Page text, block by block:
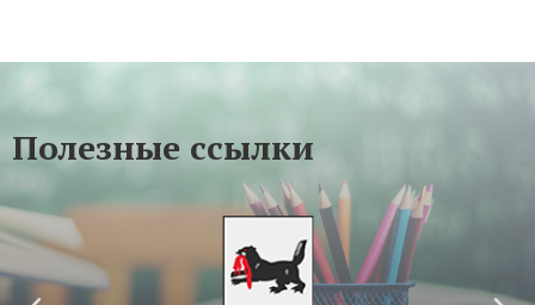
Полезные ссылки